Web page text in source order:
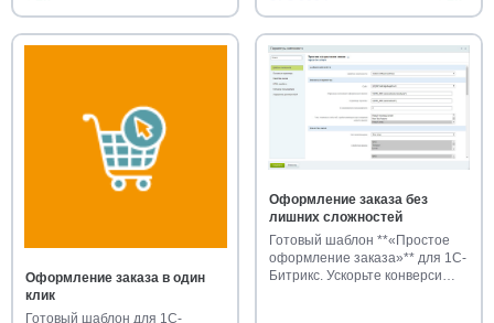
Оформление заказа в один
клик
Готовый шаблон для 1С-
Оформление заказа без
лишних сложностей
Готовый шаблон **«Простое
оформление заказа»** для 1С-
Битрикс. Ускорьте конверси…